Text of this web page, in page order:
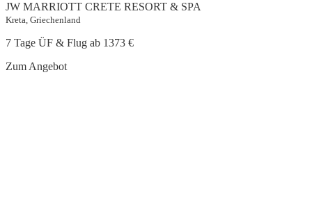
JW MARRIOTT CRETE RESORT & SPA
Kreta, Griechenland
7 Tage ÜF & Flug ab 1373 €
Zum Angebot